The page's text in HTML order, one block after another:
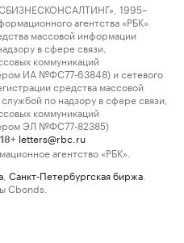
1995–
агентства «РБК»
массовой информации
в сфере связи,
коммуникаций
ИА №ФС77-63848) и сетевого
средства массовой
по надзору в сфере связи,
коммуникаций
ЭЛ №ФС77-82385)
18+ letters@rbc.ru
агентство «РБК».
Санкт-Петербургская биржа
Cbonds.